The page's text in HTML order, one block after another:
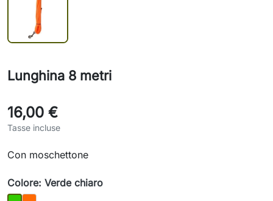
Lunghina 8 metri
16,00 €
Tasse incluse
Con moschettone
Colore: Verde chiaro
Verde chiaro
Arancio